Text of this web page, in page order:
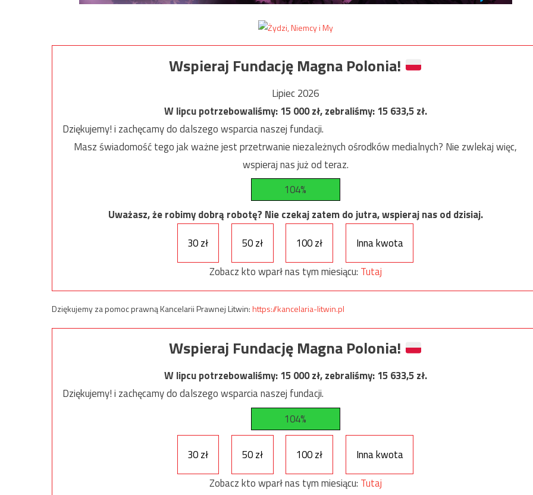
Wspieraj Fundację Magna Polonia!
Lipiec 2026
W lipcu potrzebowaliśmy:15 000zł, zebraliśmy:15 633,5zł.
Dziękujemy! i zachęcamy do dalszego wsparcia naszej fundacji.
Masz świadomość tego jak ważne jest przetrwanie niezależnych ośrodków medialnych? Nie zwlekaj więc,
wspieraj nas już od teraz.
104%
Uważasz, że robimy dobrą robotę? Nie czekaj zatem do jutra, wspieraj nas od dzisiaj.
30 zł
50 zł 100 zł
Inna kwota
Zobacz kto wparł nas tym miesiącu: Tutaj
Dziękujemy za pomoc prawną Kancelarii Prawnej Litwin:https://kancelaria-litwin.pl
Wspieraj Fundację Magna Polonia!
W lipcu potrzebowaliśmy:15 000zł, zebraliśmy:15 633,5zł.
Dziękujemy! i zachęcamy do dalszego wsparcia naszej fundacji.
104%
30 zł 50 zł 100 zł
Inna kwota
Zobacz kto wparł nas tym miesiącu: Tutaj